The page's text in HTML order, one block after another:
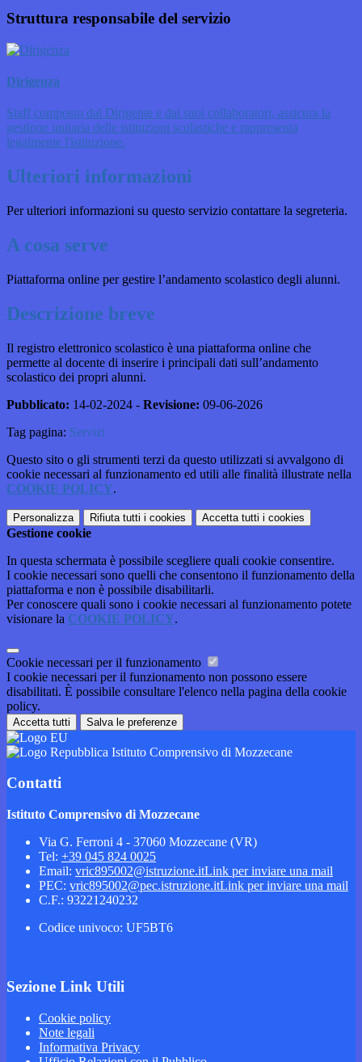
Struttura responsabile del servizio
Dirigenza
Staff composto dal Dirigente e dai suoi collaboratori, assicura la
gestione unitaria delle istituzioni scolastiche e rappresenta
legalmente l'istituzione.
Ulteriori informazioni
Per ulteriori informazioni su questo servizio contattare la segreteria.
A cosa serve
Piattaforma online per gestire l’andamento scolastico degli alunni.
Descrizione breve
Il registro elettronico scolastico è una piattaforma online che
permette al docente di inserire i principali dati sull’andamento
scolastico dei propri alunni.
Pubblicato: 14-02-2024 - Revisione: 09-06-2026
Tag pagina: Servizi
Questo sito o gli strumenti terzi da questo utilizzati si avvalgono di
cookie necessari al funzionamento ed utili alle finalità illustrate nella
COOKIE POLICY.
Personalizza Rifiuta tutti i cookies Accetta tutti i cookies
Gestione cookie
In questa schermata è possibile scegliere quali cookie consentire.
I cookie necessari sono quelli che consentono il funzionamento della
piattaforma e non è possibile disabilitarli.
Per conoscere quali sono i cookie necessari al funzionamento potete
visionare la COOKIE POLICY.
Cookie necessari per il funzionamento
I cookie necessari per il funzionamento non possono essere
disabilitati. È possibile consultare l'elenco nella pagina della cookie
policy.
Accetta tutti Salva le preferenze
Istituto Comprensivo di Mozzecane
Contatti
Istituto Comprensivo di Mozzecane
Via G. Ferroni 4 - 37060 Mozzecane (VR)
Tel: +39 045 824 0025
Email: vric895002@istruzione.itLink per inviare una mail
PEC: vric895002@pec.istruzione.itLink per inviare una mail
C.F.: 93221240232
Codice univoco: UF5BT6
Sezione Link Utili
Cookie policy
Note legali
Informativa Privacy